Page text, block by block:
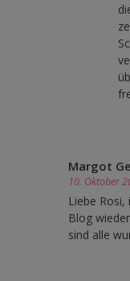
Margot
10. Oktober
Liebe
Blog
sind alle